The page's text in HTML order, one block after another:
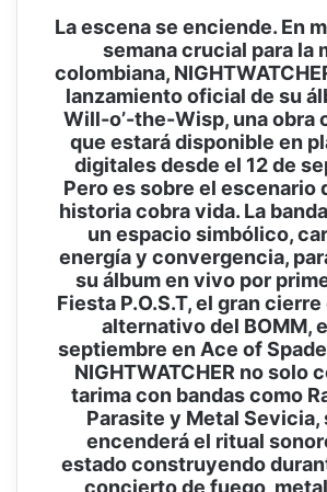
La escena se enciende. En
semana crucial para la
colombiana,
lanzamiento oficial de su
Will-o’-the-Wisp, una obra
que estará disponible en
digitales desde el 12 de
Pero es sobre el escenario
historia cobra vida. La
un espacio simbólico,
energía y convergencia,
su álbum en vivo por
Fiesta P.O.S.T, el gran
alternativo del BOMM,
septiembre en Ace of
NIGHTWATCHER no solo
tarima con bandas como
Parasite y Metal Sevicia,
encenderá el ritual
estado construyendo
concierto de fuego,